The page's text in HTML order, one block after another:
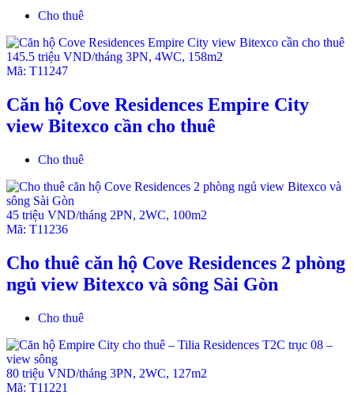
Cho thuê
145.5 triệu VND/tháng 3PN, 4WC, 158m2
Mã: T11247
Căn hộ Cove Residences Empire City
view Bitexco cần cho thuê
Cho thuê
45 triệu VND/tháng 2PN, 2WC, 100m2
Mã: T11236
Cho thuê căn hộ Cove Residences 2 phòng
ngủ view Bitexco và sông Sài Gòn
Cho thuê
80 triệu VND/tháng 3PN, 2WC, 127m2
Mã: T11221